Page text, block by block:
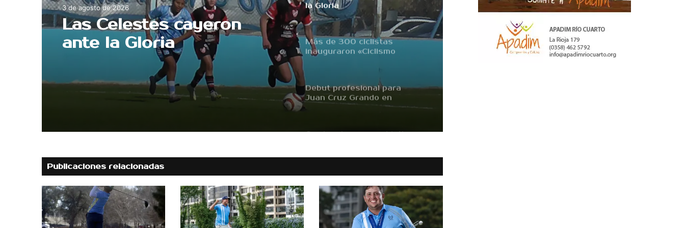
3 de agosto de 2026
Las Celestes cayeron
ante la Gloria
la Gloria
Más de 300 ciclistas
inauguraron «Ciclismo
Debut profesional para
Juan Cruz Grando en
«Futuros Campeones
Camino duro pero objetivo
lideran el Torneo Olga
Palmero
Publicaciones relacionadas